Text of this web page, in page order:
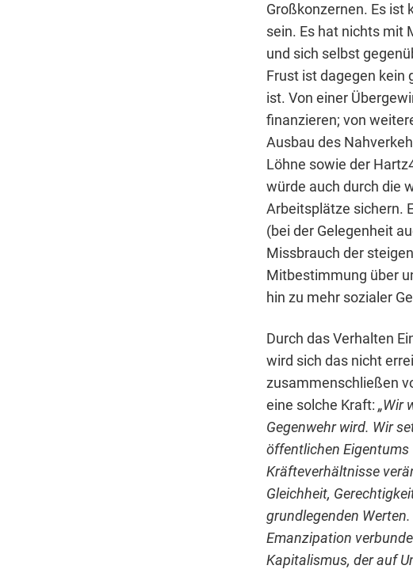
Großkonzernen. Es ist
sein. Es hat nichts mit
und sich selbst
Frust ist dagegen kein
ist. Von einer
finanzieren; von
Ausbau des
Löhne sowie der
würde auch durch die
Arbeitsplätze sichern.
(bei der Gelegenheit
Missbrauch der
Mitbestimmung über
hin zu mehr sozialer
Durch das Verhalten
wird sich das nicht
zusammenschließen
eine solche Kraft: „Wir
Gegenwehr wird. Wir
öffentlichen
Kräfteverhältnisse
Gleichheit,
grundlegenden
Emanzipation
Kapitalismus, der auf